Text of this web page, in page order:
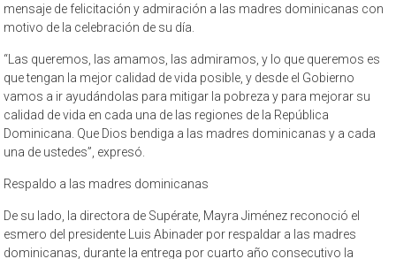
mensaje de felicitación y admiración a las madres dominicanas con
motivo de la celebración de su día.
“Las queremos, las amamos, las admiramos, y lo que queremos es
que tengan la mejor calidad de vida posible, y desde el Gobierno
vamos a ir ayudándolas para mitigar la pobreza y para mejorar su
calidad de vida en cada una de las regiones de la República
Dominicana. Que Dios bendiga a las madres dominicanas y a cada
una de ustedes”, expresó.
Respaldo a las madres dominicanas
De su lado, la directora de Supérate, Mayra Jiménez reconoció el
esmero del presidente Luis Abinader por respaldar a las madres
dominicanas, durante la entrega por cuarto año consecutivo la